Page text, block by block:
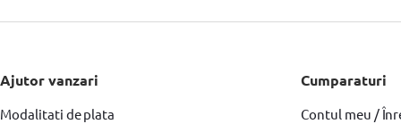
Masini de frezat BOSCH Rindea electrica
Suflanta aer cald BOSCH Placi compactoare & Ciocan demolator
Ajutor vanzari
Modalitati de plata
Cumparaturi
Contul meu /